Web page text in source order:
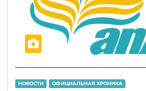
НОВОСТИ ОФИЦИАЛЬНАЯ ХРОНИКА